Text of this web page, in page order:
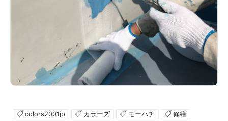
colors2001jp カラーズ モーハチ
修繕